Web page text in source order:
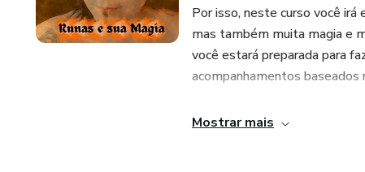
Por isso, neste curso você irá
mas também muita magia e
você estará preparada para
acompanhamentos baseados
Esse curso vem para mudar a
Mostrar mais